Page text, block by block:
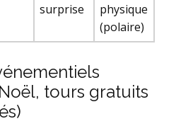
surprise
physique
(polaire)
tours gratuits